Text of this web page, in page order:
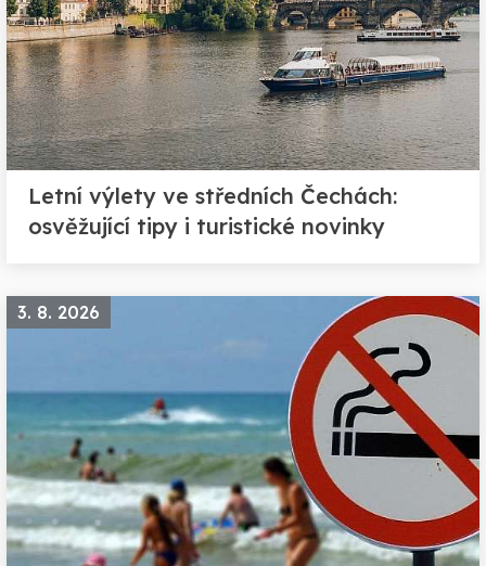
Letní výlety ve středních Čechách:
osvěžující tipy i turistické novinky
3. 8. 2026